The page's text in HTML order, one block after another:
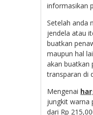
informasikan
Setelah anda
jendela atau
buatkan
maupun hal
akan buatkan
transparan di
Mengenai
jungkit warna
dari Rp